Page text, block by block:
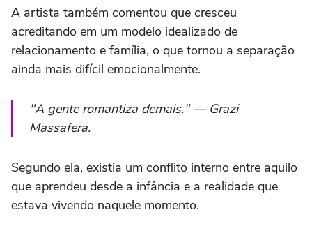
A artista também comentou que cresceu
acreditando em um modelo idealizado de
relacionamento e família, o que tornou a separação
ainda mais difícil emocionalmente.
"A gente romantiza demais." — Grazi
Massafera.
Segundo ela, existia um conflito interno entre aquilo
que aprendeu desde a infância e a realidade que
estava vivendo naquele momento.